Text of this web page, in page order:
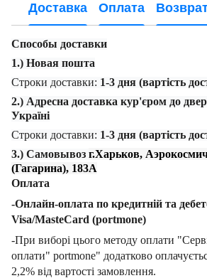
Доставка Оплата
Способы доставки
1.) Новая пошта
Строки доставки: 1-3 дня (вартість
2.) Адресна доставка кур'єром до
Україні
Строки доставки: 1-3 дня (вартість
3.) Самовывоз г.Харьков,
(Гагарина), 183А
Оплата
-Онлайн-оплата по кредитній та
Visa/MasteCard (portmone)
-При виборі цього методу оплати
оплати" portmone" додатково
2,2% від вартості замовлення.